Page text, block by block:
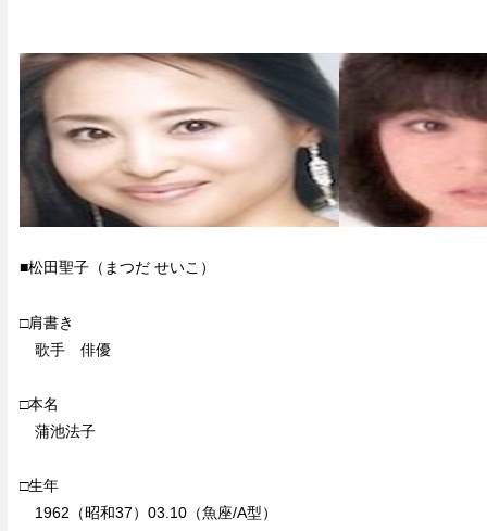
■松田聖子（まつだ せいこ）
□肩書き
歌手 俳優
□本名
蒲池法子
□生年
1962（昭和37）03.10（魚座/A型）